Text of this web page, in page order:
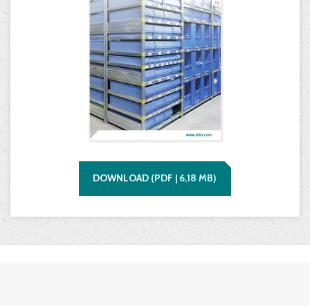
DOWNLOAD (PDF | 6,18 MB)